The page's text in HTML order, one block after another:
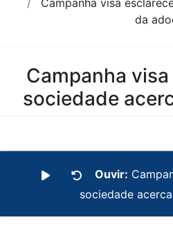
Campanha visa
da
da
Campanha
sociedade
Ouvir:
sociedade